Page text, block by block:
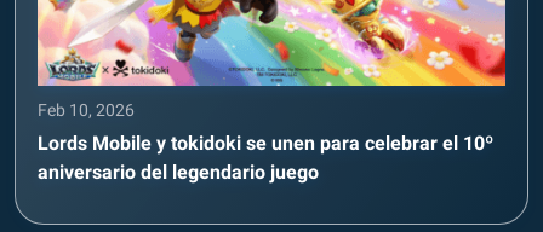
Feb 10, 2026
Lords Mobile y tokidoki se unen para celebrar el 10º
aniversario del legendario juego